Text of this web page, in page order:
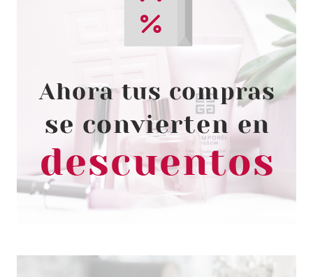
RENE FURTERER
RENE FURTERER KARITE
ACEITE PARA CABELLO SECO Y
DAÑADO 24X10 ML
Pvr 105.99€
-64%
desde
37.99€